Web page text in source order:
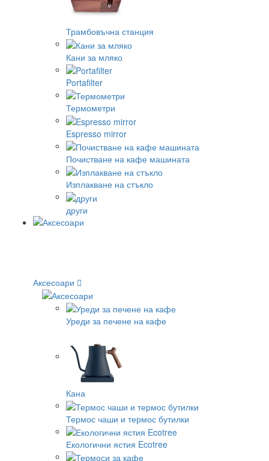
Трамбовъчна станция
Кани за мляко
Portafilter
Термометри
Espresso mirror
Почистване на кафе машината
Изплакване на стъкло
други
Аксесоари
Уреди за печене на кафе
Кана
Термос чаши и термос бутилки
Екологични ястия Ecotree